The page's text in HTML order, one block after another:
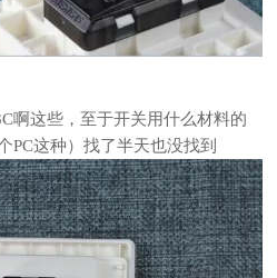
啊这些，至于开关用什么材料的
PC这种）找了半天也没找到